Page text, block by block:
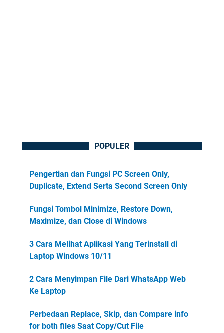
POPULER
Pengertian dan Fungsi PC Screen Only,
Duplicate, Extend Serta Second Screen Only
Fungsi Tombol Minimize, Restore Down,
Maximize, dan Close di Windows
3 Cara Melihat Aplikasi Yang Terinstall di
Laptop Windows 10/11
2 Cara Menyimpan File Dari WhatsApp Web
Ke Laptop
Perbedaan Replace, Skip, dan Compare info
for both files Saat Copy/Cut File